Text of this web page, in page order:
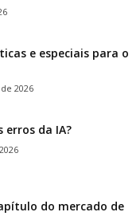
e especiais para o
2026
erros da IA?
do mercado de